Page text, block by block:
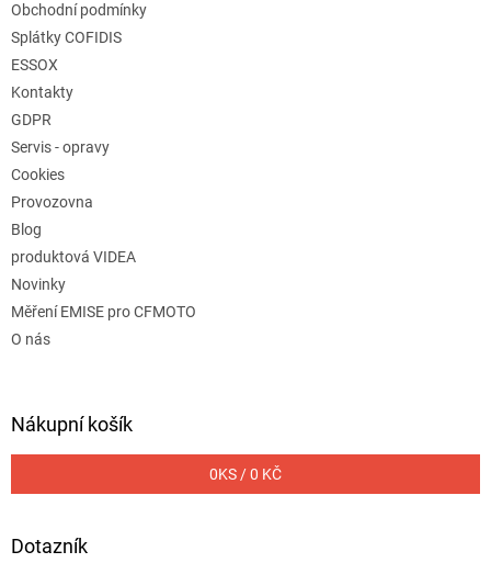
Obchodní podmínky
Splátky COFIDIS
ESSOX
Kontakty
GDPR
Servis - opravy
Cookies
Provozovna
Blog
produktová VIDEA
Novinky
Měření EMISE pro CFMOTO
O nás
Nákupní košík
0KS /0 KČ
Dotazník